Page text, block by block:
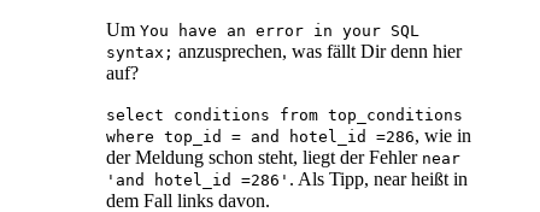
Um You have an error in your SQL
syntax; anzusprechen, was fällt Dir denn hier
auf?
select conditions from top_conditions
where top_id = and hotel_id =286, wie in
der Meldung schon steht, liegt der Fehler near
'and hotel_id =286' . Als Tipp, near heißt in
dem Fall links davon.